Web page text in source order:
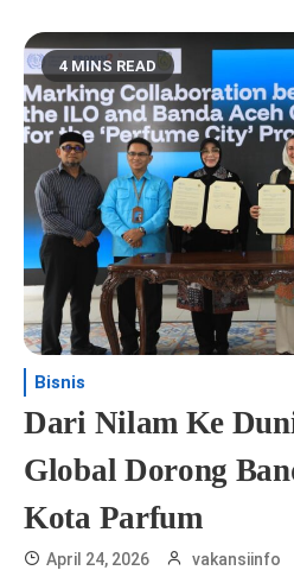
4 MINS READ
Bisnis
Dari Nilam Ke
Global Dorong
Kota Parfum
April 24, 2026 vakansiinfo